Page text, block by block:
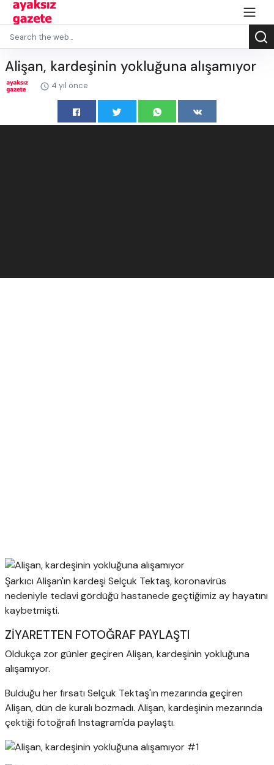
Alişan, kardeşinin yokluğuna alışamıyor
4 yıl önce
Şarkıcı Alişan'ın kardeşi Selçuk Tektaş, koronavirüs
nedeniyle tedavi gördüğü hastanede geçtiğimiz ay hayatını
kaybetmişti.
ZİYARETTEN FOTOĞRAF PAYLAŞTI
Oldukça zor günler geçiren Alişan, kardeşinin yokluğuna
alışamıyor.
Bulduğu her fırsatı Selçuk Tektaş'ın mezarında geçiren
Alişan, dün de kuralı bozmadı. Alişan, kardeşinin mezarında
çektiği fotoğrafı Instagram'da paylaştı.